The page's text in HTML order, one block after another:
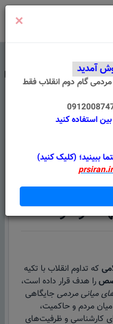
در دولت
که تداوم انقلاب با تکیه
را هدف قرار داده است،
میانی مردمیجایگاهی
میان مردم و حاکمیت،
کارشناسی و ظرفیت‌های
×
آمدید
گام دوم انقلابفقط
بین استفاده کنید
ببینید؛ (کلیک کنید)